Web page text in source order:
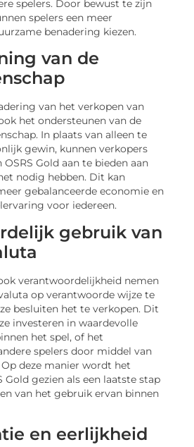
spelers. Door bewust te zijn
spelers een meer
benadering kiezen.
van de
van het verkopen van
het ondersteunen van de
In plaats van alleen te
gewin, kunnen verkopers
Gold aan te bieden aan
nodig hebben. Dit kan
gebalanceerde economie en
voor iedereen.
gebruik van
verantwoordelijkheid nemen
op verantwoorde wijze te
besluiten het te verkopen. Dit
investeren in waardevolle
het spel, of het
spelers door middel van
deze manier wordt het
Gold gezien als een laatste stap
van het gebruik ervan binnen
en eerlijkheid